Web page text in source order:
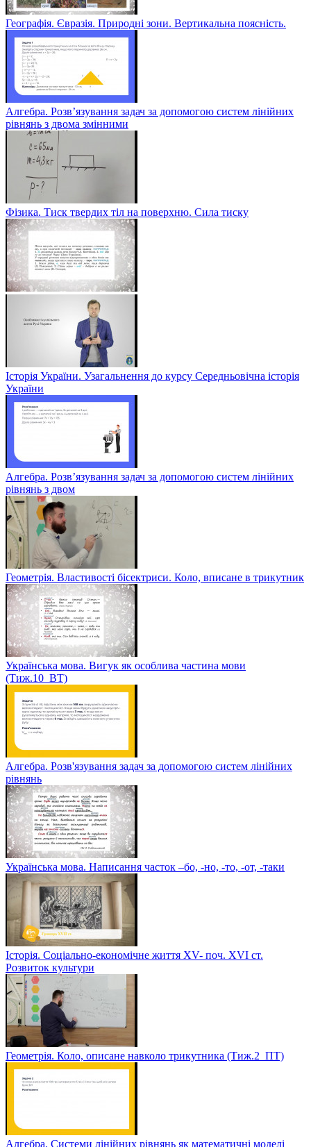
Географія. Євразія. Природні зони. Вертикальна поясність.
Алгебра. Розв’язування задач за допомогою систем лінійних
рівнянь з двома змінними
Фізика. Тиск твердих тіл на поверхню. Сила тиску
Історія України. Узагальнення до курсу Середньовічна історія
України
Алгебра. Розв’язування задач за допомогою систем лінійних
рівнянь з двом
Геометрія. Властивості бісектриси. Коло, вписане в трикутник
Українська мова. Вигук як особлива частина мови
(Тиж.10_ВТ)
Алгебра. Розв'язування задач за допомогою систем лінійних
рівнянь
Українська мова. Написання часток –бо, -но, -то, -от, -таки
Історія. Соціально-економічне життя XV- поч. XVI ст.
Розвиток культури
Геометрія. Коло, описане навколо трикутника (Тиж.2_ПТ)
Алгебра. Системи лінійних рівнянь як математичні моделі